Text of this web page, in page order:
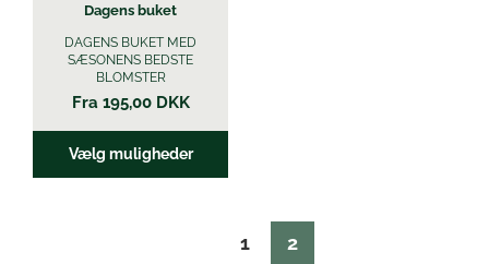
Dagens buket
DAGENS BUKET MED
SÆSONENS BEDSTE
BLOMSTER
Fra 195,00 DKK
Vælg muligheder
1 2